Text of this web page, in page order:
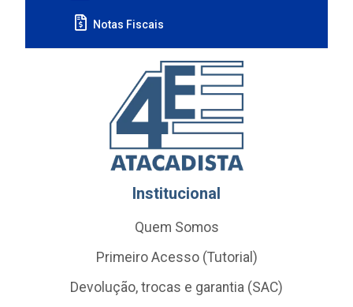
Notas Fiscais
Institucional
Quem Somos
Primeiro Acesso (Tutorial)
Devolução, trocas e garantia (SAC)